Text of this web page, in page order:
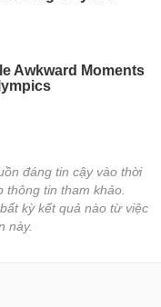
đáng tin cậy vào thời
thông tin tham khảo.
kỳ kết quả nào từ việc
này.